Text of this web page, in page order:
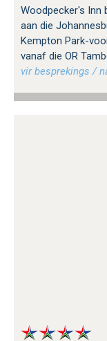
Woodpecker's Inn
aan die
Kempton Park-
vanaf die OR
vir besprekings /